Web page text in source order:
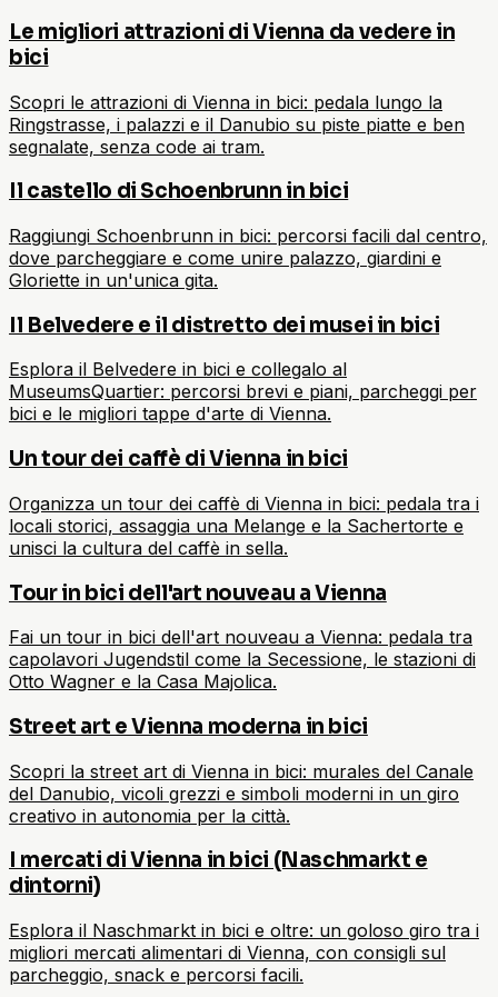
Le migliori attrazioni di Vienna da vedere in
bici
Scopri le attrazioni di Vienna in bici: pedala lungo la
Ringstrasse, i palazzi e il Danubio su piste piatte e ben
segnalate, senza code ai tram.
Il castello di Schoenbrunn in bici
Raggiungi Schoenbrunn in bici: percorsi facili dal centro,
dove parcheggiare e come unire palazzo, giardini e
Gloriette in un'unica gita.
Il Belvedere e il distretto dei musei in bici
Esplora il Belvedere in bici e collegalo al
MuseumsQuartier: percorsi brevi e piani, parcheggi per
bici e le migliori tappe d'arte di Vienna.
Un tour dei caffè di Vienna in bici
Organizza un tour dei caffè di Vienna in bici: pedala tra i
locali storici, assaggia una Melange e la Sachertorte e
unisci la cultura del caffè in sella.
Tour in bici dell'art nouveau a Vienna
Fai un tour in bici dell'art nouveau a Vienna: pedala tra
capolavori Jugendstil come la Secessione, le stazioni di
Otto Wagner e la Casa Majolica.
Street art e Vienna moderna in bici
Scopri la street art di Vienna in bici: murales del Canale
del Danubio, vicoli grezzi e simboli moderni in un giro
creativo in autonomia per la città.
I mercati di Vienna in bici (Naschmarkt e
dintorni)
Esplora il Naschmarkt in bici e oltre: un goloso giro tra i
migliori mercati alimentari di Vienna, con consigli sul
parcheggio, snack e percorsi facili.